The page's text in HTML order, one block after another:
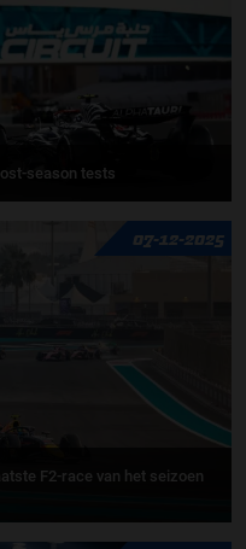
season tests
07-12-2025
F2-race van het seizoen